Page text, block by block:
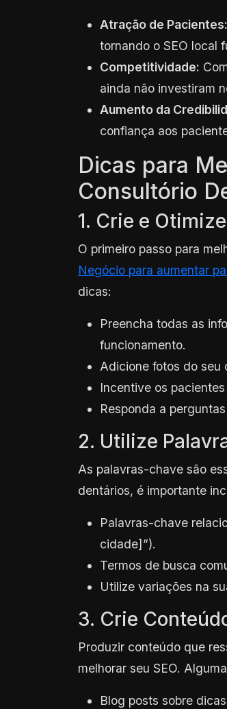
Atração de Pacientes:
tornando o SEO local
Competitividade:
ainda não investiram
Aumento da
confiança aos
Dicas para
Consultório
1. Crie e
O primeiro passo para
Negócio para aumentar
dicas:
Preencha todas as
funcionamento.
Adicione fotos do seu
Incentive os
Responda a
2. Utilize
As palavras-chave são
dentários, é importante
Palavras-chave
cidade]”).
Termos de busca
Utilize variações na
3. Crie
Produzir conteúdo que
melhorar seu SEO.
Blog posts sobre